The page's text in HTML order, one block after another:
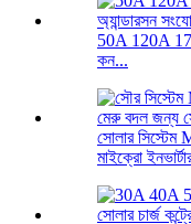
50A 120A
কন...
সোলার
মাইক্রো